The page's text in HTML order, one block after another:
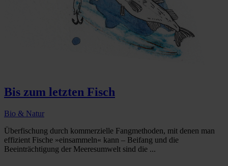
Bis zum letzten Fisch
Bio & Natur
Überfischung durch kommerzielle Fangmethoden, mit denen man
effizient Fische »einsammeln« kann – Beifang und die
Beeinträchtigung der Meeresumwelt sind die ...